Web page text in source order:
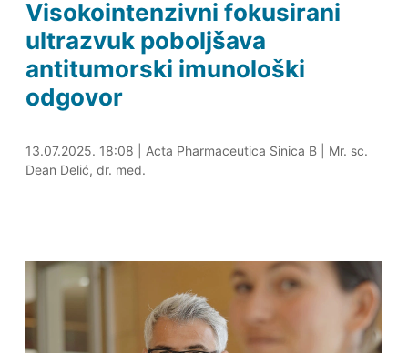
Visokointenzivni fokusirani
ultrazvuk poboljšava
antitumorski imunološki
odgovor
13.07.2025. 18:26
13.07.2025. 18:08 Acta Pharmaceutica Sinica B| Mr. sc.
Dean Delić, dr. med.